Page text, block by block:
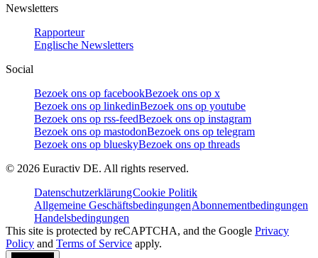
Newsletters
Rapporteur
Englische Newsletters
Social
Bezoek ons op facebookBezoek ons op x
Bezoek ons op linkedinBezoek ons op youtube
Bezoek ons op rss-feedBezoek ons op instagram
Bezoek ons op mastodonBezoek ons op telegram
Bezoek ons op blueskyBezoek ons op threads
© 2026 Euractiv DE. All rights reserved.
DatenschutzerklärungCookie Politik
Allgemeine GeschäftsbedingungenAbonnementbedingungen
Handelsbedingungen
This site is protected by reCAPTCHA, and the Google Privacy
Policy and Terms of Service apply.